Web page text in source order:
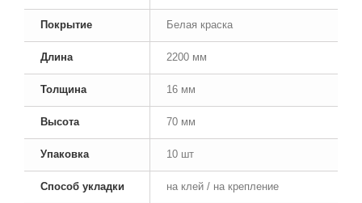
Покрытие Белая краска
Длина 2200 мм
Толщина 16 мм
Высота 70 мм
Упаковка 10 шт
Способ укладки на клей / на крепление